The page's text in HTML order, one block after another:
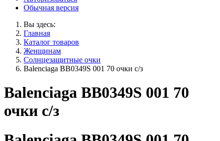
Обычная версия
Вы здесь:
Главная
Каталог товаров
Женщинам
Солнцезащитные очки
Balenciaga BB0349S 001 70 очки с/з
Balenciaga BB0349S 001 70
очки с/з